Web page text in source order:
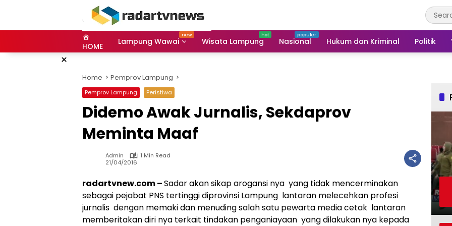
HOME Lampung Wawai Wisata Lampung Nasional Hukum dan Kriminal Politik
×
Home Pemprov Lampung
Pemprov Lampung Peristiwa
Didemo Awak Jurnalis, Sekdaprov
Meminta Maaf
Admin
1 Min Read
21/04/2016
radartvnew.com –Sadar akan sikap arogansi nya yang tidak mencerminakan
sebagai pejabat PNS tertinggi diprovinsi Lampung lantaran melecehkan profesi
jurnalis dengan memaki dan menuding salah satu pewarta media cetak lantaran
memberitakan diri nya terkait tindakan penganiayaan yang dilakukan nya kepada